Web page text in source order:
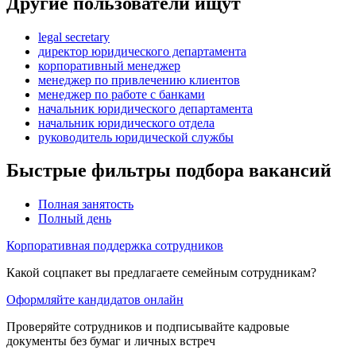
legal secretary
директор юридического департамента
корпоративный менеджер
менеджер по привлечению клиентов
менеджер по работе с банками
начальник юридического департамента
начальник юридического отдела
руководитель юридической службы
Быстрые фильтры подбора вакансий
Полная занятость
Полный день
Корпоративная поддержка сотрудников
Какой соцпакет вы предлагаете семейным сотрудникам?
Оформляйте кандидатов онлайн
Проверяйте сотрудников и подписывайте кадровые
документы без бумаг и личных встреч